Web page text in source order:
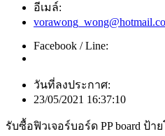
อีเมล์:
Facebook / Line:
วันที่ลงประกาศ:
23/05/2021 16:37:10
รับซื้อฟิวเจอร์บอร์ด PP board ป้